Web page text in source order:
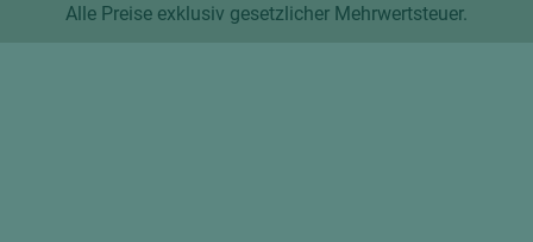
Alle Preise exklusiv gesetzlicher Mehrwertsteuer.